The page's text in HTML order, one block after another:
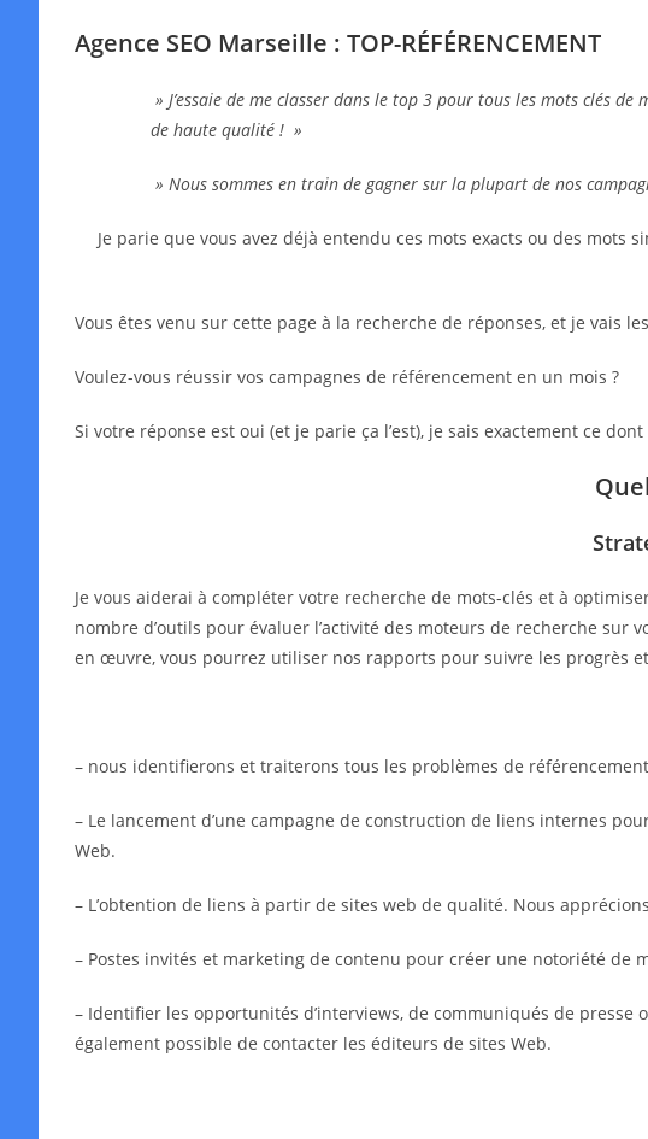
Agence SEO Marseille : TOP-RÉFÉRENCEMENT
» J’essaie de me classer dans le top 3 pour tous les mots clés
de haute qualité ! »
» Nous sommes en train de gagner sur la plupart de nos
Je parie que vous avez déjà entendu ces mots exacts ou des
Vous êtes venu sur cette page à la recherche de réponses, et je vais
Voulez-vous réussir vos campagnes de référencement en un mois ?
Si votre réponse est oui (et je parie ça l’est), je sais exactement ce
Je vous aiderai à compléter votre recherche de mots-clés et à
nombre d’outils pour évaluer l’activité des moteurs de recherche
en œuvre, vous pourrez utiliser nos rapports pour suivre les progrès
– nous identifierons et traiterons tous les problèmes de
– Le lancement d’une campagne de construction de liens internes
Web.
– L’obtention de liens à partir de sites web de qualité. Nous
– Postes invités et marketing de contenu pour créer une notoriété
– Identifier les opportunités d’interviews, de communiqués de
également possible de contacter les éditeurs de sites Web.